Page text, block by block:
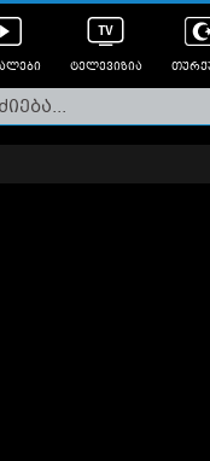
ტელევიზია